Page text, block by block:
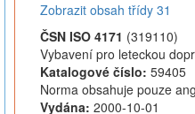
Zobrazit obsah třídy 31
ČSN ISO 4171 (319110)
Vybavení pro leteckou
Katalogové číslo: 59405
Norma obsahuje pouze
Vydána: 2000-10-01